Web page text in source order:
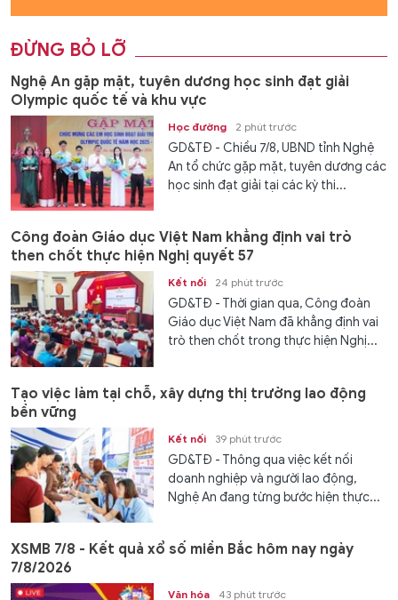
ĐỪNG BỎ LỠ
Nghệ An gặp mặt, tuyên dương học sinh đạt giải
Olympic quốc tế và khu vực
Học đường 2 phút trước
GD&TĐ - Chiều 7/8, UBND tỉnh Nghệ
An tổ chức gặp mặt, tuyên dương các
học sinh đạt giải tại các kỳ thi...
Công đoàn Giáo dục Việt Nam khẳng định vai trò
then chốt thực hiện Nghị quyết 57
Kết nối 24 phút trước
GD&TĐ - Thời gian qua, Công đoàn
Giáo dục Việt Nam đã khẳng định vai
trò then chốt trong thực hiện Nghị...
Tạo việc làm tại chỗ, xây dựng thị trường lao động
bền vững
Kết nối 39 phút trước
GD&TĐ - Thông qua việc kết nối
doanh nghiệp và người lao động,
Nghệ An đang từng bước hiện thực...
XSMB 7/8 - Kết quả xổ số miền Bắc hôm nay ngày
7/8/2026
Văn hóa 43 phút trước